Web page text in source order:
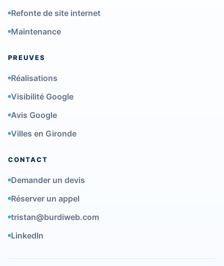
Refonte de site internet
Maintenance
PREUVES
Réalisations
Visibilité Google
Avis Google
Villes en Gironde
CONTACT
Demander un devis
Réserver un appel
tristan@burdiweb.com
LinkedIn